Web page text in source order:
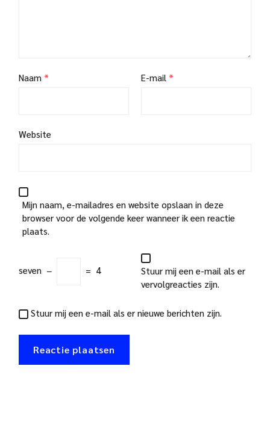
Naam * E-mail *
Website
Mijn naam, e-mailadres en website opslaan in deze
browser voor de volgende keer wanneer ik een reactie
plaats.
seven − = 4
Stuur mij een e-mail als er
vervolgreacties zijn.
Stuur mij een e-mail als er nieuwe berichten zijn.